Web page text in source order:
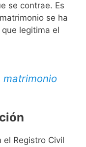
se contrae. Es
se ha
legitima el
matrimonio
Registro Civil